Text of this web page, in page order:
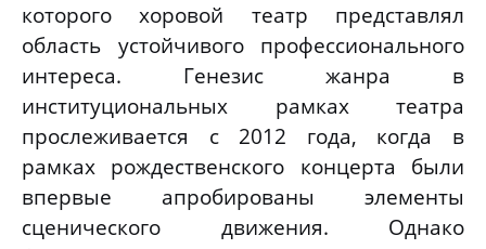
которого хоровой театр представлял
область устойчивого профессионального
интереса. Генезис жанра в
институциональных рамках театра
прослеживается с 2012 года, когда в
рамках рождественского концерта были
впервые апробированы элементы
сценического движения. Однако